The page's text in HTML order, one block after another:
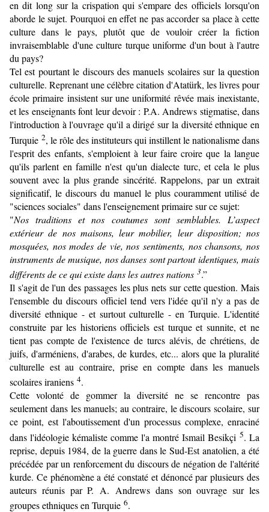
en dit long sur la crispation qui s'empare des officiels lorsqu'on
aborde le sujet. Pourquoi en effet ne pas accorder sa place à cette
culture dans le pays, plutôt que de vouloir créer la fiction
invraisemblable d'une culture turque uniforme d'un bout à l'autre
du pays?
Tel est pourtant le discours des manuels scolaires sur la question
culturelle. Reprenant une célèbre citation d'Atatürk, les livres pour
école primaire insistent sur une uniformité rêvée mais inexistante,
et les enseignants font leur devoir : P.A. Andrews stigmatise, dans
l'introduction à l'ouvrage qu'il a dirigé sur la diversité ethnique en
Turquie 2, le rôle des instituteurs qui instillent le nationalisme dans
l'esprit des enfants, s'emploient à leur faire croire que la langue
qu'ils parlent en famille n'est qu'un dialecte turc, et cela le plus
souvent avec la plus grande sincérité. Rappelons, par un extrait
significatif, le discours du manuel le plus couramment utilisé de
"sciences sociales" dans l'enseignement primaire sur ce sujet:
"Nos traditions et nos coutumes sont semblables. L’aspect
extérieur de nos maisons, leur mobilier, leur dispo­sition; nos
mosquées, nos modes de vie, nos sentiments, nos chansons, nos
instruments de musique, nos danses sont partout identiques, mais
diffé­rents de ce qui existe dans les autres nations 3.”
Il s'agit de l'un des passages les plus nets sur cette question. Mais
l'ensemble du discours officiel tend vers l'idée qu'il n'y a pas de
diversité ethnique - et surtout culturelle - en Turquie. L'identité
construite par les historiens officiels est turque et sunnite, et ne
tient pas compte de l'existence de turcs alévis, de chrétiens, de
juifs, d'arméniens, d'arabes, de kurdes, etc... alors que la pluralité
culturelle est au contraire, prise en compte dans les manuels
scolaires iraniens 4.
Cette volonté de gommer la diversité ne se rencontre pas
seulement dans les manuels; au contraire, le discours scolaire, sur
ce point, est l'aboutissement d'un processus complexe, enraciné
dans l'idéologie kéma­liste comme l'a montré Ismail Besikçi 5. La
reprise, depuis 1984, de la guerre dans le Sud-Est anatolien, a été
précédée par un renforcement du discours de négation de l'altérité
kurde. Ce phénomène a été constaté et dénoncé par plusieurs des
auteurs réunis par P. A. Andrews dans son ouvrage sur les
groupes ethniques en Turquie 6.